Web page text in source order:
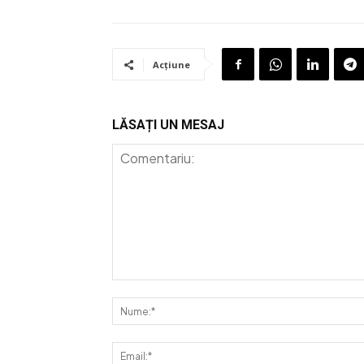
Acțiune
LĂSAȚI UN MESAJ